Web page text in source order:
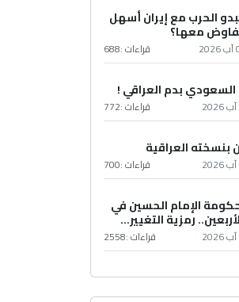
الحرب مع إيران أسهل
معها؟
قراءات :688
بدم العراقي !
قراءات :772
بنسخته العراقية
قراءات :700
الإمام الحسين في
رمزية التغيير...
قراءات :2558